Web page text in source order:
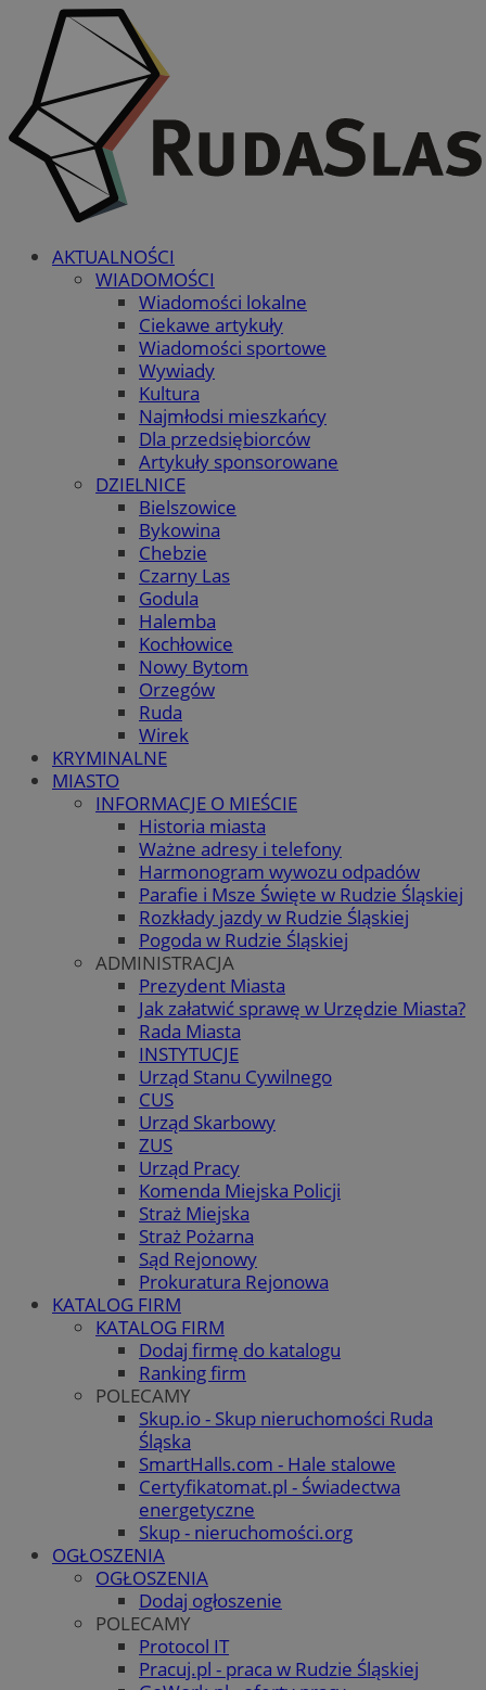
AKTUALNOŚCI
WIADOMOŚCI
Wiadomości lokalne
Ciekawe artykuły
Wiadomości sportowe
Wywiady
Kultura
Najmłodsi mieszkańcy
Dla przedsiębiorców
Artykuły sponsorowane
DZIELNICE
Bielszowice
Bykowina
Chebzie
Czarny Las
Godula
Halemba
Kochłowice
Nowy Bytom
Orzegów
Ruda
Wirek
KRYMINALNE
MIASTO
INFORMACJE O MIEŚCIE
Historia miasta
Ważne adresy i telefony
Harmonogram wywozu odpadów
Parafie i Msze Święte w Rudzie Śląskiej
Rozkłady jazdy w Rudzie Śląskiej
Pogoda w Rudzie Śląskiej
ADMINISTRACJA
Prezydent Miasta
Jak załatwić sprawę w Urzędzie Miasta?
Rada Miasta
INSTYTUCJE
Urząd Stanu Cywilnego
CUS
Urząd Skarbowy
ZUS
Urząd Pracy
Komenda Miejska Policji
Straż Miejska
Straż Pożarna
Sąd Rejonowy
Prokuratura Rejonowa
KATALOG FIRM
KATALOG FIRM
Dodaj firmę do katalogu
Ranking firm
POLECAMY
Skup.io - Skup nieruchomości Ruda
Śląska
SmartHalls.com - Hale stalowe
Certyfikatomat.pl - Świadectwa
energetyczne
Skup - nieruchomości.org
OGŁOSZENIA
OGŁOSZENIA
Dodaj ogłoszenie
POLECAMY
Protocol IT
Pracuj.pl - praca w Rudzie Śląskiej